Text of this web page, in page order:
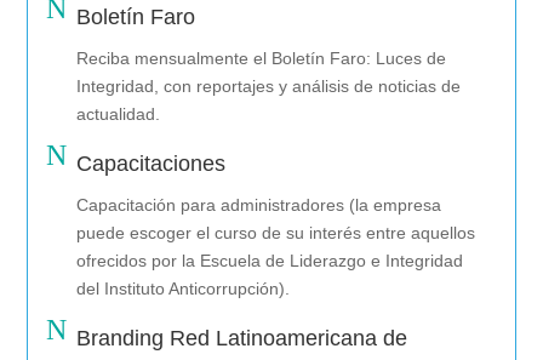
N Boletín Faro
Reciba mensualmente el Boletín Faro: Luces de
Integridad, con reportajes y análisis de noticias de
actualidad.
N Capacitaciones
Capacitación para administradores (la empresa
puede escoger el curso de su interés entre aquellos
ofrecidos por la Escuela de Liderazgo e Integridad
del Instituto Anticorrupción).
N Branding Red Latinoamericana de